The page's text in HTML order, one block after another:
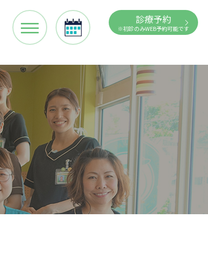
診療予約
※初診のみWEB予約可能です